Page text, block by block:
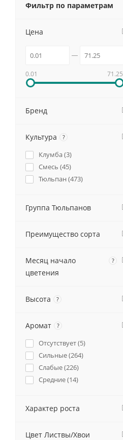
Фильтр по параметрам
Цена
0.01 71.25
Бренд
Культура ?
Клумба (3)
Смесь (45)
Тюльпан (473)
Группа Тюльпанов
Преимущество сорта
Месяц начало
цветения
?
Высота ?
Аромат ?
Отсутствует (5)
Сильные (264)
Слабые (226)
Средние (14)
Характер роста
Цвет Листвы/Хвои